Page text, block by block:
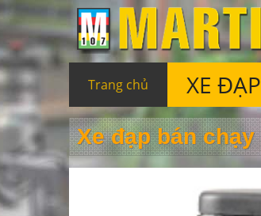
Trang chủ XE ĐẠP
Xe đạp bán chạy